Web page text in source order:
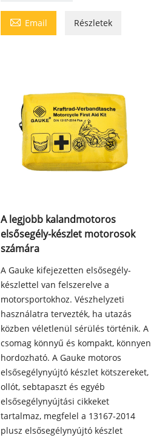
 Email Részletek
A legjobb kalandmotoros
elsősegély-készlet motorosok
számára
A Gauke kifejezetten elsősegély-
készlettel van felszerelve a
motorsportokhoz. Vészhelyzeti
használatra tervezték, ha utazás
közben véletlenül sérülés történik. A
csomag könnyű és kompakt, könnyen
hordozható. A Gauke motoros
elsősegélynyújtó készlet kötszereket,
ollót, sebtapaszt és egyéb
elsősegélynyújtási cikkeket
tartalmaz, megfelel a 13167-2014
plusz elsősegélynyújtó készlet